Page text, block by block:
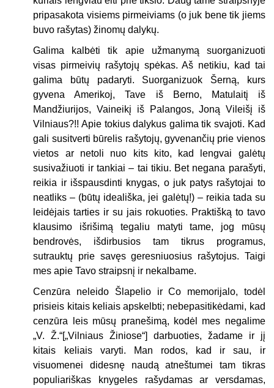
pripasakota visiems pirmeiviams (o juk bene tik jiems
buvo rašytas) žinomų dalykų.
Galima kalbėti tik apie užmanymą suorganizuoti
visas pirmeivių rašytojų spėkas. Aš netikiu, kad tai
galima būtų padaryti. Suorganizuok Šerną, kurs
gyvena Amerikoj, Tave iš Berno, Matulaitį iš
Mandžiurijos, Vaineikį iš Palangos, Joną Vileišį iš
Vilniaus?!! Apie tokius dalykus galima tik svajoti. Kad
gali susitverti būrelis rašytojų, gyvenančių prie vienos
vietos ar netoli nuo kits kito, kad lengvai galėtų
susivažiuoti ir tankiai – tai tikiu. Bet negana parašyti,
reikia ir išspausdinti knygas, o juk patys rašytojai to
neatliks – (būtų ideališka, jei galėtų!) – reikia tada su
leidėjais tarties ir su jais rokuoties. Praktišką to tavo
klausimo išrišimą tegaliu matyti tame, jog mūsų
bendrovės, išdirbusios tam tikrus programus,
sutrauktų prie savęs geresniuosius rašytojus. Taigi
mes apie Tavo straipsnį ir nekalbame.
Cenzūra neleido Šlapelio ir Co memorijalo, todėl
prisieis kitais keliais apskelbti; nebepasitikėdami, kad
cenzūra leis mūsų pranešimą, kodėl mes negalime
„V. Ž.“[„Vilniaus Žiniose“] darbuoties, žadame ir jį
kitais keliais varyti. Man rodos, kad ir sau, ir
visuomenei didesnę naudą atneštumei tam tikras
populiariškas knygeles rašydamas ar versdamas,